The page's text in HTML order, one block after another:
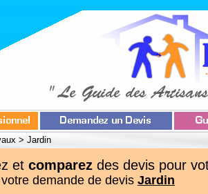
> Jardin
et comparez des devis pour
demande de devis Jardin